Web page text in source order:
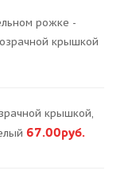
рожке -
крышкой
крышкой,
67.00руб.